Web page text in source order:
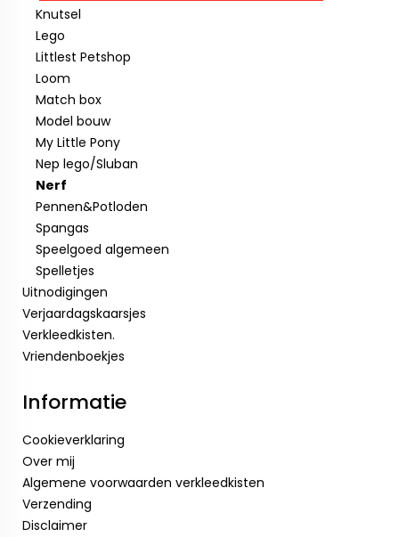
Knutsel
Lego
Littlest Petshop
Loom
Match box
Model bouw
My Little Pony
Nep lego/Sluban
Nerf
Pennen&Potloden
Spangas
Speelgoed algemeen
Spelletjes
Uitnodigingen
Verjaardagskaarsjes
Verkleedkisten.
Vriendenboekjes
Informatie
Cookieverklaring
Over mij
Algemene voorwaarden verkleedkisten
Verzending
Disclaimer